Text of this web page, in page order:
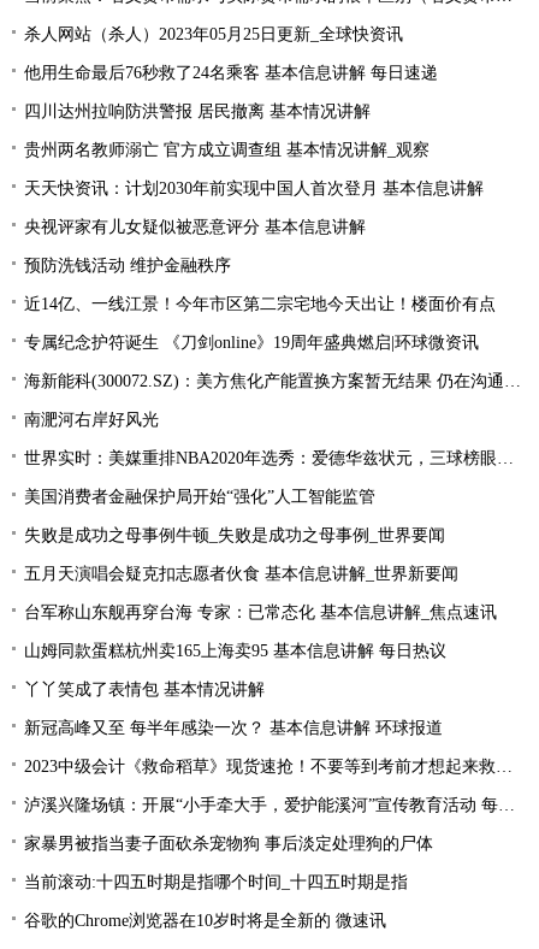
杀人网站（杀人）2023年05月25日更新_全球快资讯
他用生命最后76秒救了24名乘客 基本信息讲解 每日速递
四川达州拉响防洪警报 居民撤离 基本情况讲解
贵州两名教师溺亡 官方成立调查组 基本情况讲解_观察
天天快资讯：计划2030年前实现中国人首次登月 基本信息讲解
央视评家有儿女疑似被恶意评分 基本信息讲解
预防洗钱活动 维护金融秩序
近14亿、一线江景！今年市区第二宗宅地今天出让！楼面价有点
专属纪念护符诞生 《刀剑online》19周年盛典燃启|环球微资讯
海新能科(300072.SZ)：美方焦化产能置换方案暂无结果 仍在沟通过程中|环球观点
南淝河右岸好风光
世界实时：美媒重排NBA2020年选秀：爱德华兹状元，三球榜眼，哈里伯顿探花
美国消费者金融保护局开始“强化”人工智能监管
失败是成功之母事例牛顿_失败是成功之母事例_世界要闻
五月天演唱会疑克扣志愿者伙食 基本信息讲解_世界新要闻
台军称山东舰再穿台海 专家：已常态化 基本信息讲解_焦点速讯
山姆同款蛋糕杭州卖165上海卖95 基本信息讲解 每日热议
丫丫笑成了表情包 基本情况讲解
新冠高峰又至 每半年感染一次？ 基本信息讲解 环球报道
2023中级会计《救命稻草》现货速抢！不要等到考前才想起来救命稻草！
泸溪兴隆场镇：开展“小手牵大手，爱护能溪河”宣传教育活动 每日速读
家暴男被指当妻子面砍杀宠物狗 事后淡定处理狗的尸体
当前滚动:十四五时期是指哪个时间_十四五时期是指
谷歌的Chrome浏览器在10岁时将是全新的 微速讯